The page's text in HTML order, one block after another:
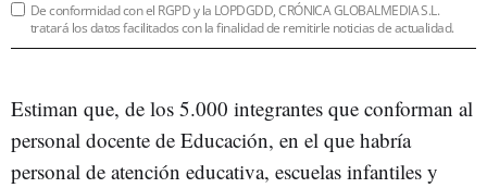
De conformidad con el RGPD y la LOPDGDD, CRÓNICA GLOBALMEDIA S.L.
tratará los datos facilitados con la finalidad de remitirle noticias de actualidad.
Estiman que, de los 5.000 integrantes que conforman al
personal docente de Educación, en el que habría
personal de atención educativa, escuelas infantiles y